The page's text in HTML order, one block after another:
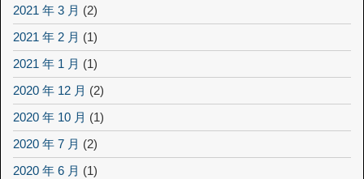
2021 年 3 月 (2)
2021 年 2 月 (1)
2021 年 1 月 (1)
2020 年 12 月 (2)
2020 年 10 月 (1)
2020 年 7 月 (2)
2020 年 6 月 (1)